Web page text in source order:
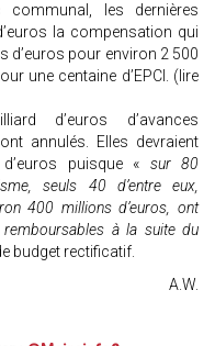
les dernières
la compensation qui
d’euros pour environ 2 500
une centaine d’EPCI. (lire
d’euros d’avances
annulés. Elles devraient
puisque « sur 80
seuls 40 d’entre eux,
400 millions d’euros, ont
à la suite du
budget rectificatif.
A.W.